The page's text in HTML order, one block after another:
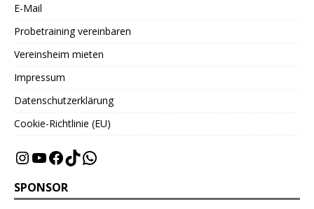
E-Mail
Probetraining vereinbaren
Vereinsheim mieten
Impressum
Datenschutzerklärung
Cookie-Richtlinie (EU)
SPONSOR